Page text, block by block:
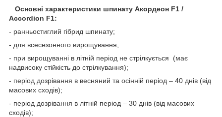
Основні характеристики шпинату Акордеон F1 /
Accordion F1:
- ранньостиглий гібрид шпинату;
- для всесезонного вирощування;
- при вирощуванні в літній період не стрілкується (має
надвисоку стійкість до стрілкування);
- період дозрівання в весняний та осінній період – 40 днів (від
масових сходів);
- період дозрівання в літній період – 30 днів (від масових
сходів);